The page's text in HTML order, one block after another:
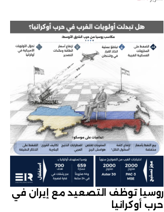
روسيا توظّف التصعيد مع إيران في
حرب أوكرانيا